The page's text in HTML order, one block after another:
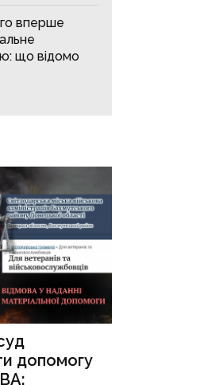
вперше
що відомо
допомогу